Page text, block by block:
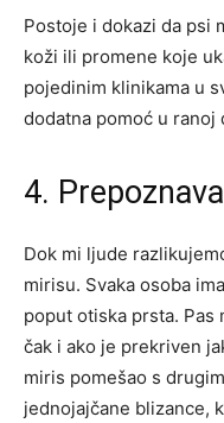
Postoje i dokazi da psi
koži ili promene koje
pojedinim klinikama u
dodatna pomoć u ranoj
4.
Dok mi ljude
mirisu. Svaka osoba
poput otiska prsta. Pas
čak i ako je prekriven
miris pomešao s
jednojajčane blizance,